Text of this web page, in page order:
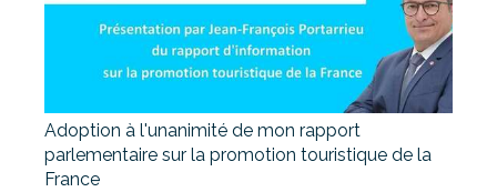
Adoption à l'unanimité de mon rapport
parlementaire sur la promotion touristique de la
France